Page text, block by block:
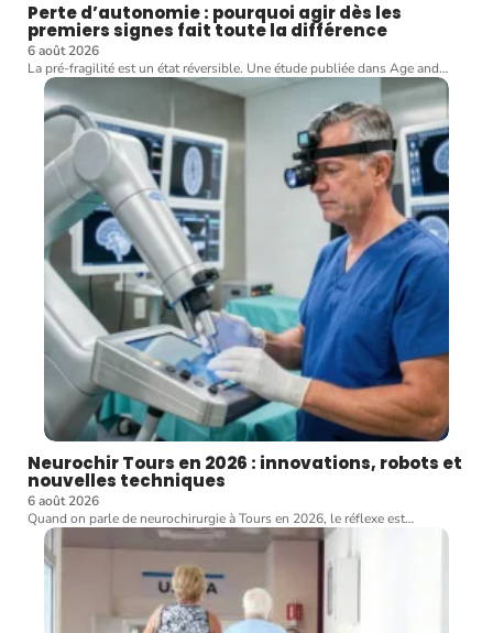
Perte d’autonomie : pourquoi agir dès les
premiers signes fait toute la différence
6 août 2026
La pré-fragilité est un état réversible. Une étude publiée dans Age and…
Neurochir Tours en 2026 : innovations, robots et
nouvelles techniques
6 août 2026
Quand on parle de neurochirurgie à Tours en 2026, le réflexe est…